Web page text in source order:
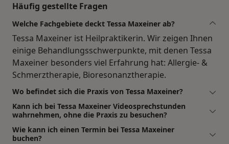
Häufig gestellte Fragen
Welche Fachgebiete deckt Tessa Maxeiner ab?
Tessa Maxeiner ist Heilpraktikerin. Wir zeigen Ihnen
einige Behandlungsschwerpunkte, mit denen Tessa
Maxeiner besonders viel Erfahrung hat: Allergie- &
Schmerztherapie, Bioresonanztherapie.
Wo befindet sich die Praxis von Tessa Maxeiner?
Kann ich bei Tessa Maxeiner Videosprechstunden
wahrnehmen, ohne die Praxis zu besuchen?
Wie kann ich einen Termin bei Tessa Maxeiner
buchen?